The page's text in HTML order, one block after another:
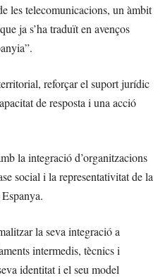
les telecomunicacions, un àmbit
ja s’ha traduït en avenços
reforçar el suport jurídic
de resposta i una acció
la integració d’organitzacions
social i la representativitat de la
la seva integració a
intermedis, tècnics i
identitat i el seu model